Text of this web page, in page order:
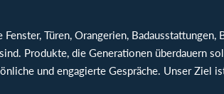
Türen, Orangerien,
Produkte, die Generationen überdauern
und engagierte Gespräche. Unser